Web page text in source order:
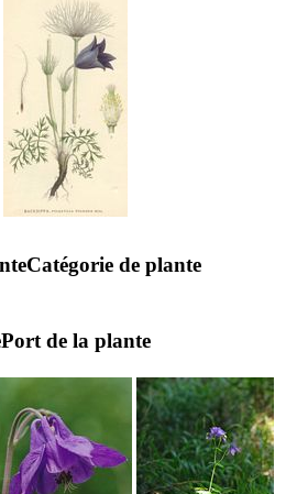
Catégorie de plante
Port de la plante